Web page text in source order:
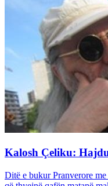
Kalosh Çeliku:
Ditë e bukur Pranverore